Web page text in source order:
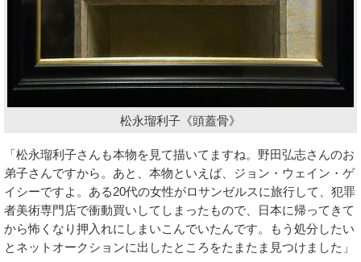
松永瑠利子《頭蓋骨》
「松永瑠利子さんも本物を見て描いてますね。野田弘志さんのお
弟子さんですから。あと、本物といえば、ジョン・ウェイン・ゲ
イシーですよ。ある20代の女性がロサンゼルスに旅行して、犯罪
者美術専門店で衝動買いしてしまったもので、日本に帰ってきて
から怖くなり押入れにしまいこんでいたんです。もう処分したい
とネットオークションに出したところをたまたま見つけました」